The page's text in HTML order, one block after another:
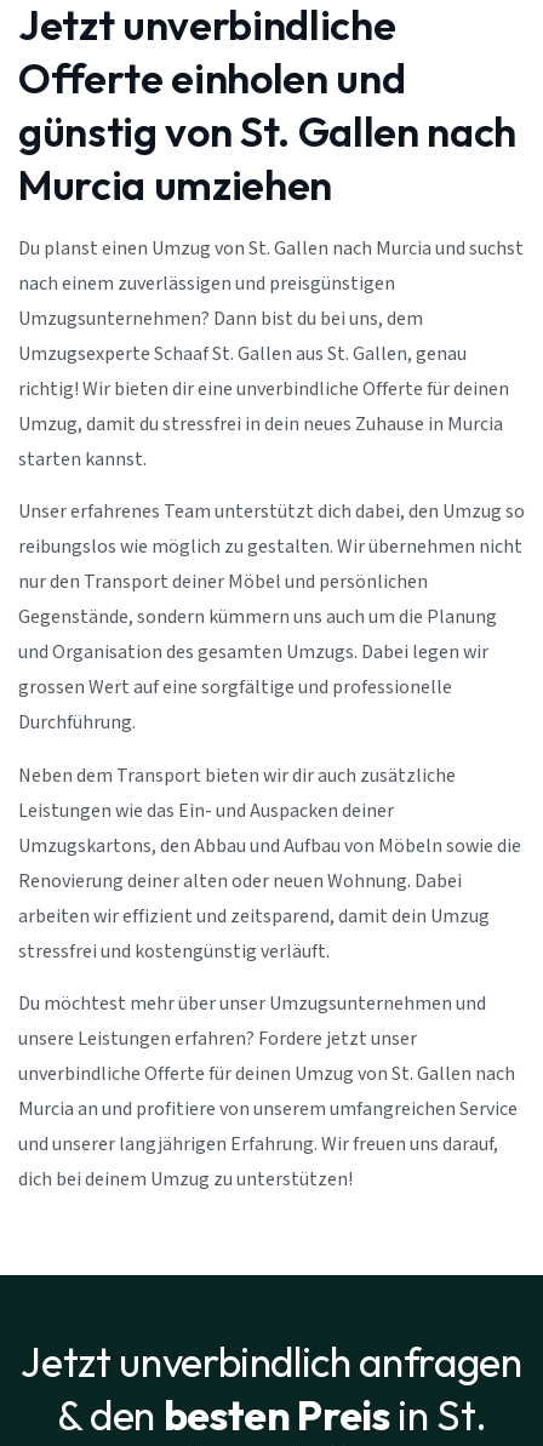
Jetzt unverbindliche
Offerte einholen und
günstig von St. Gallen nach
Murcia umziehen
Du planst einen Umzug von St. Gallen nach Murcia und suchst
nach einem zuverlässigen und preisgünstigen
Umzugsunternehmen? Dann bist du bei uns, dem
Umzugsexperte Schaaf St. Gallen aus St. Gallen, genau
richtig! Wir bieten dir eine unverbindliche Offerte für deinen
Umzug, damit du stressfrei in dein neues Zuhause in Murcia
starten kannst.
Unser erfahrenes Team unterstützt dich dabei, den Umzug so
reibungslos wie möglich zu gestalten. Wir übernehmen nicht
nur den Transport deiner Möbel und persönlichen
Gegenstände, sondern kümmern uns auch um die Planung
und Organisation des gesamten Umzugs. Dabei legen wir
grossen Wert auf eine sorgfältige und professionelle
Durchführung.
Neben dem Transport bieten wir dir auch zusätzliche
Leistungen wie das Ein- und Auspacken deiner
Umzugskartons, den Abbau und Aufbau von Möbeln sowie die
Renovierung deiner alten oder neuen Wohnung. Dabei
arbeiten wir effizient und zeitsparend, damit dein Umzug
stressfrei und kostengünstig verläuft.
Du möchtest mehr über unser Umzugsunternehmen und
unsere Leistungen erfahren? Fordere jetzt unser
unverbindliche Offerte für deinen Umzug von St. Gallen nach
Murcia an und profitiere von unserem umfangreichen Service
und unserer langjährigen Erfahrung. Wir freuen uns darauf,
dich bei deinem Umzug zu unterstützen!
Jetzt unverbindlich anfragen
& den besten Preisin St.